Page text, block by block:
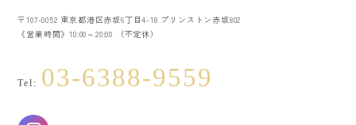
〒107-0052 東京都港区赤坂6丁目4-18 プリンストン赤坂802
《営業時間》10:00～20:00 （不定休）
Tel: 03-6388-9559